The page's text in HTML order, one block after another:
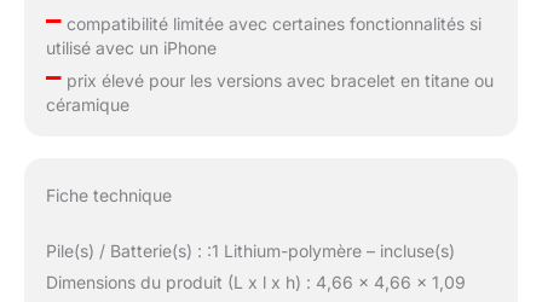
–compatibilité limitée avec certaines fonctionnalités si
utilisé avec un iPhone
–prix élevé pour les versions avec bracelet en titane ou
céramique
Fiche technique
Pile(s) / Batterie(s) : :1 Lithium-polymère – incluse(s)
Dimensions du produit (L x l x h) : 4,66 x 4,66 x 1,09